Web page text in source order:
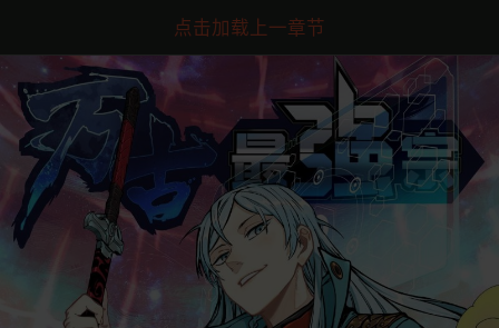
点击加载上一章节